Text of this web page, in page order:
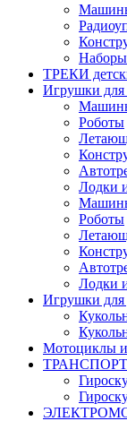
ТРЕКИ
Игрушки для
Роботы
Лодки
Роботы
Лодки
Игрушки для
Мотоциклы и
ТРАНСПОРТ